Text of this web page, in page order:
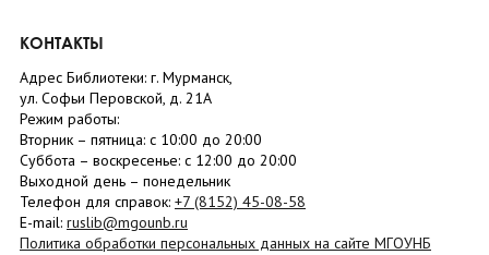
КОНТАКТЫ
Адрес Библиотеки: г. Мурманск,
ул. Софьи Перовской, д. 21А
Режим работы:
Вторник – пятница: с 10:00 до 20:00
Суббота – воскресенье: c 12:00 до 20:00
Выходной день – понедельник
Телефон для справок: +7 (8152) 45-08-58
E-mail: ruslib@mgounb.ru
Политика обработки персональных данных на сайте МГОУНБ